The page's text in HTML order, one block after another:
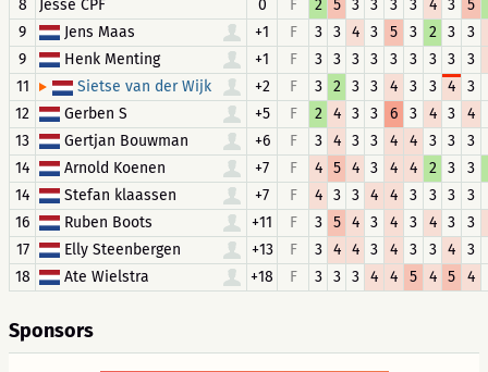
8
Jesse CPF 0 F 2 5 3 3 3 3 4 3
5
9
Jens Maas +1 F 3 3 4 3 5 3 2 3
3
9
Henk Menting +1 F 3 3 3 3 3 3 3 3
3
11
Sietse van der Wijk +2 F 3 2 3 3 4 3 3 4
3
12
Gerben S +5 F 2 4 3 3 6 3 4 3
4
13
Gertjan Bouwman +6 F 3 4 3 3 4 4 3 3
3
14
Arnold Koenen +7 F 4 5 4 3 4 4 2 3
3
14
Stefan klaassen +7 F 4 3 3 4 4 3 3 3
3
16
Ruben Boots +11 F 3 5 4 3 4 3 4 3
3
17
Elly Steenbergen +13 F 3 4 4 3 4 3 3 4
3
18
Ate Wielstra +18 F 3 3 3 4 4 5 4 5 4
Sponsors